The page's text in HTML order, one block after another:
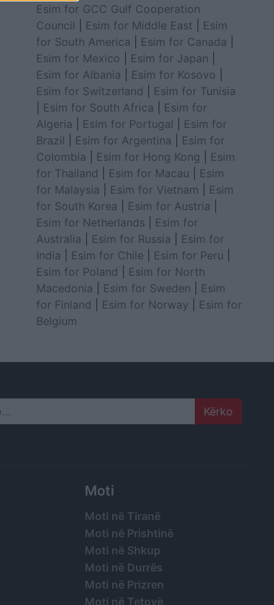
Esim for GCC Gulf Cooperation
Council
Esim for Middle East
Esim
for South America
Esim for Canada
Esim for Mexico
Esim for Japan
Esim for Albania
Esim for Kosovo
Esim for Switzerland
Esim for Tunisia
Esim for South Africa
Esim for
Algeria
Esim for Portugal
Esim for
Brazil
Esim for Argentina
Esim for
Colombia
Esim for Hong Kong
Esim
for Thailand
Esim for Macau
Esim
for Malaysia
Esim for Vietnam
Esim
for South Korea
Esim for Austria
Esim for Netherlands
Esim for
Australia
Esim for Russia
Esim for
India
Esim for Chile Esim for Peru
Esim for Poland
Esim for North
Macedonia
Esim for Sweden
Esim
for Finland
Esim for Norway
Esim for
Belgium
Moti
Moti në Tiranë
Moti në Prishtinë
Moti në Shkup
Moti në Durrës
Moti në Prizren
Moti në Tetovë